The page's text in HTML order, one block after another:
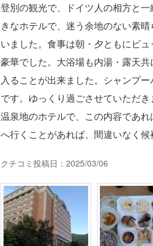
登別の観光で、ドイツ人の相方と
きなホテルで、迷う余地のない素
いました。食事は朝・夕ともにビ
豪華でした。大浴場も内湯・露天
入ることが出来ました。シャンプ
です。ゆっくり過ごさせていただ
温泉地のホテルで、この内容であ
へ行くことがあれば、間違いなく
クチコミ投稿日：2025/03/06